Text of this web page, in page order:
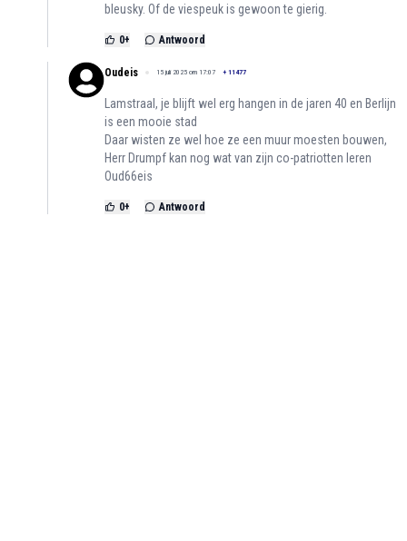
bleusky. Of de viespeuk is gewoon te gierig.
0+ Antwoord
Oudeis 15 juli 2025 om 17:07 + 11477
Lamstraal, je blijft wel erg hangen in de jaren 40 en Berlijn
is een mooie stad
Daar wisten ze wel hoe ze een muur moesten bouwen,
Herr Drumpf kan nog wat van zijn co-patriotten leren
Oud66eis
0+ Antwoord